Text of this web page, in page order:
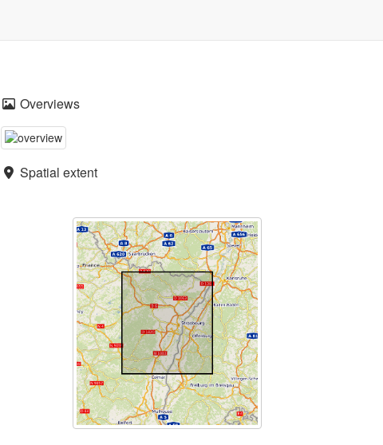
Overviews
Spatial extent